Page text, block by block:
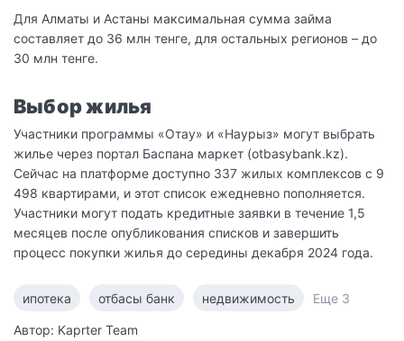
Для Алматы и Астаны максимальная сумма займа
составляет до 36 млн тенге, для остальных регионов – до
30 млн тенге.
Выбор жилья
Участники программы «Отау» и «Наурыз» могут выбрать
жилье через портал Баспана маркет (otbasybank.kz).
Сейчас на платформе доступно 337 жилых комплексов с 9
498 квартирами, и этот список ежедневно пополняется.
Участники могут подать кредитные заявки в течение 1,5
месяцев после опубликования списков и завершить
процесс покупки жилья до середины декабря 2024 года.
ипотека отбасы банк недвижимость Еще 3
Автор: Kaprter Team